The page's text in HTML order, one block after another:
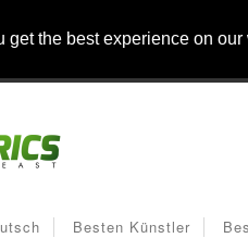
the best experience on our
Besten Künstler